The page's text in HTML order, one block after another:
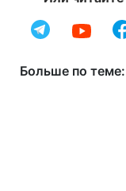
Больше по теме: